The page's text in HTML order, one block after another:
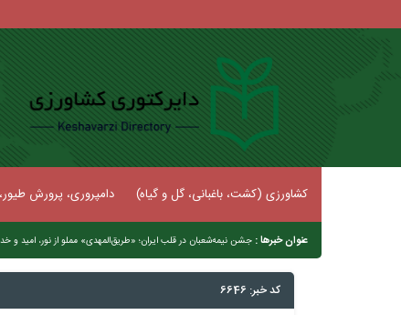
کشاورزی (کشت، باغبانی، گل و گیاه) دامپروری، پرورش
عنوان خبرها : جشن نیمه‌شعبان در قلب ایران؛ «طریق‌المهدی» مملو از نور، امید و
کد خبر: 6646